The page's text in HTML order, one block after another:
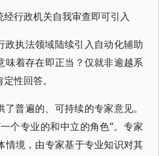
经行政机关自我审查即可引入
政执法领域陆续引入自动化辅助
味着存在即正当？仅就非逾越系
性回答。
普遍的、可持续的专家意见。
个专业的和中立的角色”。专家
情境，由专家基于专业知识对其